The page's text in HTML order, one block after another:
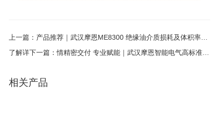
上一篇：产品推荐｜武汉摩恩ME8300 绝缘油介质损耗及体积率测试仪
了解详下一篇：情精密交付 专业赋能｜武汉摩恩智能电气高标准完成国网新疆电力检测设备供应与集成服务
相关产品